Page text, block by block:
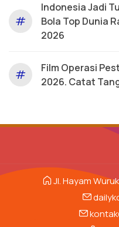
#
Indonesia Jadi
Bola Top Dunia
2026
#
Film Operasi
2026. Catat
Jl. Hayam